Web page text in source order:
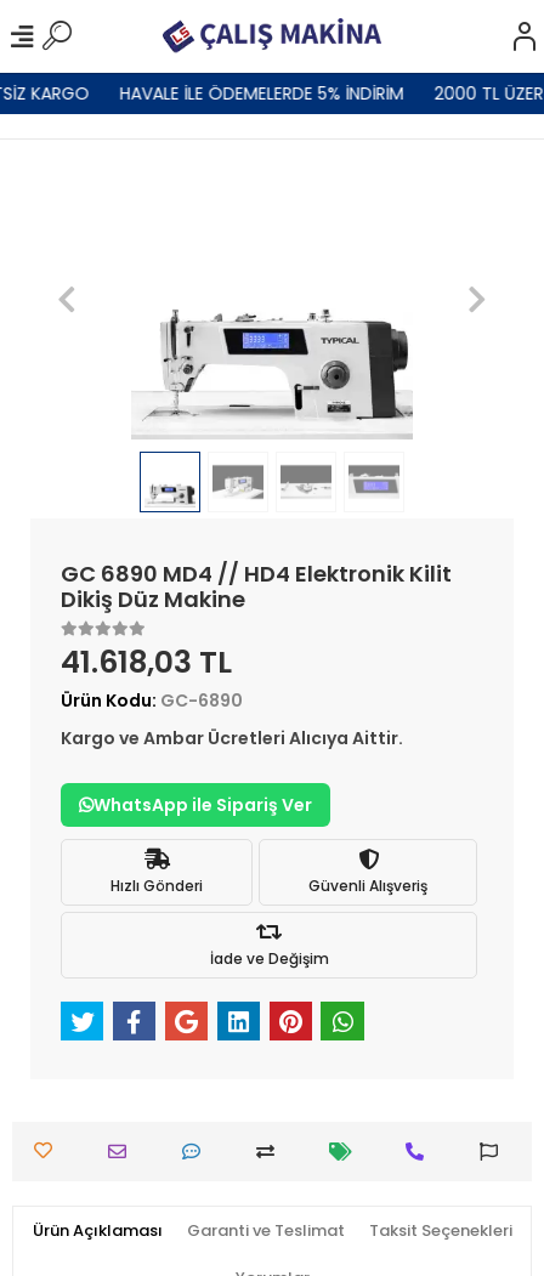
KARGO HAVALE İLE ÖDEMELERDE 5% İNDİRİM 2000 TL
GC 6890 MD4 // HD4 Elektronik Kilit
Dikiş Düz Makine
41.618,03 TL
Ürün Kodu: GC-6890
Kargo ve Ambar Ücretleri Alıcıya Aittir.
WhatsApp ile Sipariş Ver
Hızlı Gönderi Güvenli Alışveriş
İade ve Değişim
Ürün Açıklaması Garanti ve Teslimat Taksit Seçenekleri